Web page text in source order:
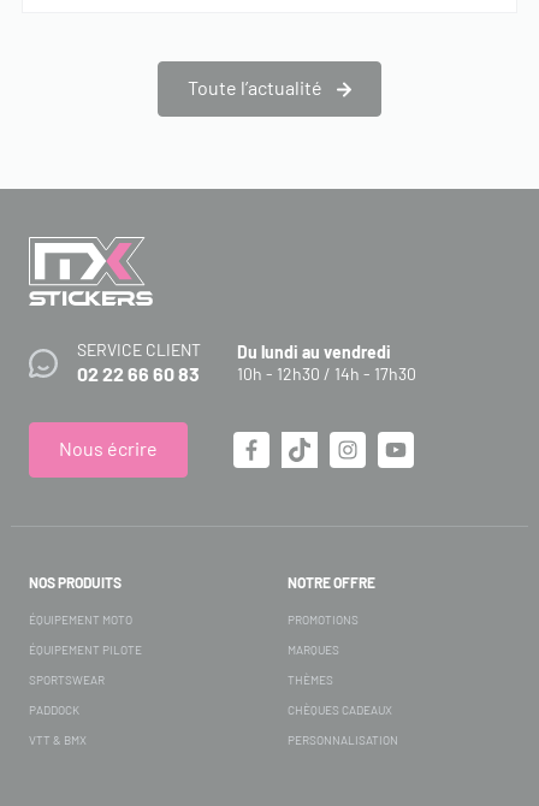
Toute l’actualité
SERVICE CLIENT
02 22 66 60 83
Du lundi au vendredi
10h - 12h30 / 14h - 17h30
Nous écrire
NOS PRODUITS
ÉQUIPEMENT MOTO
ÉQUIPEMENT PILOTE
SPORTSWEAR
PADDOCK
VTT & BMX
NOTRE OFFRE
PROMOTIONS
MARQUES
THÈMES
CHÈQUES CADEAUX
PERSONNALISATION